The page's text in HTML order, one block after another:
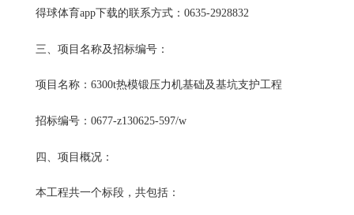
得球体育app下载的联系方式：0635-2928832
三、项目名称及招标编号：
项目名称：6300t热模锻压力机基础及基坑支护工程
招标编号：0677-z130625-597/w
四、项目概况：
本工程共一个标段，共包括：